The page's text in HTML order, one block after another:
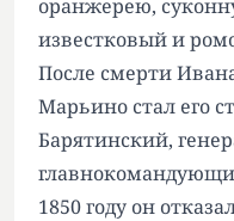
оранжерею,
известковый и
После смерти
Марьино стал его
Барятинский,
1850 году он